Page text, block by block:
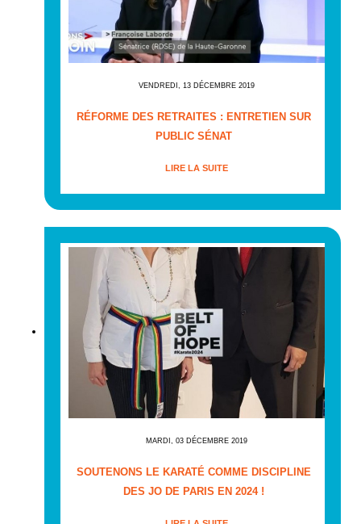
VENDREDI, 13 DÉCEMBRE 2019
RÉFORME DES RETRAITES : ENTRETIEN SUR
PUBLIC SÉNAT
LIRE LA SUITE
MARDI, 03 DÉCEMBRE 2019
SOUTENONS LE KARATÉ COMME DISCIPLINE
DES JO DE PARIS EN 2024 !